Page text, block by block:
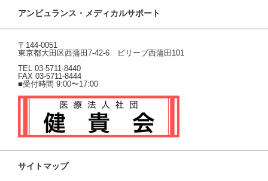
アンビュランス・メディカルサポート
〒144-0051
東京都大田区西蒲田7-42-6 ビリーブ西蒲田101
TEL 03-5711-8440
FAX 03-5711-8444
■受付時間 9:00〜17:00
サイトマップ